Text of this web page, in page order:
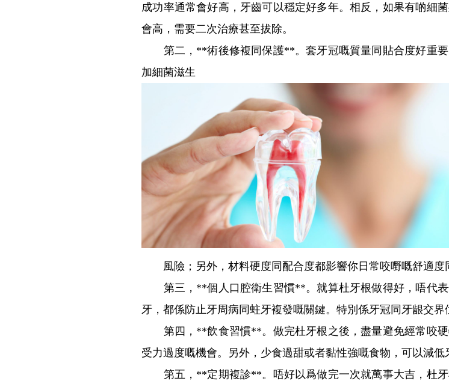
成功率通常會好高，牙齒可以穩定好多年。相反，如果有啲細
會高，需要二次治療甚至拔除。
第二，**術後修複同保護**。套牙冠嘅質量同貼合度好重要
加細菌滋生
風險；另外，材料硬度同配合度都影響你日常咬嘢嘅舒適度
第三，**個人口腔衛生習慣**。就算杜牙根做得好，唔代表
牙，都係防止牙周病同蛀牙複發嘅關鍵。特別係牙冠同牙龈交界
第四，**飲食習慣**。做完杜牙根之後，盡量避免經常咬硬
受力過度嘅機會。另外，少食過甜或者黏性強嘅食物，可以減低
第五，**定期複診**。唔好以爲做完一次就萬事大吉，杜牙